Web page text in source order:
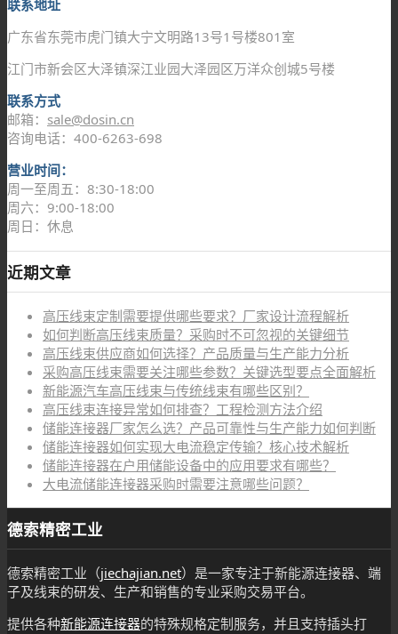
联系地址
广东省东莞市虎门镇大宁文明路13号1号楼801室
江门市新会区大泽镇深江业园大泽园区万洋众创城5号楼
联系方式
邮箱： sale@dosin.cn
咨询电话：400-6263-698
营业时间：
周一至周五：8:30-18:00
周六：9:00-18:00
周日：休息
近期文章
高压线束定制需要提供哪些要求？厂家设计流程解析
如何判断高压线束质量？采购时不可忽视的关键细节
高压线束供应商如何选择？产品质量与生产能力分析
采购高压线束需要关注哪些参数？关键选型要点全面解析
新能源汽车高压线束与传统线束有哪些区别？
高压线束连接异常如何排查？工程检测方法介绍
储能连接器厂家怎么选？产品可靠性与生产能力如何判断
储能连接器如何实现大电流稳定传输？核心技术解析
储能连接器在户用储能设备中的应用要求有哪些？
大电流储能连接器采购时需要注意哪些问题？
德索精密工业
德索精密工业（jiechajian.net）是一家专注于新能源连接器、端
子及线束的研发、生产和销售的专业采购交易平台。
提供各种新能源连接器的特殊规格定制服务，并且支持插头打